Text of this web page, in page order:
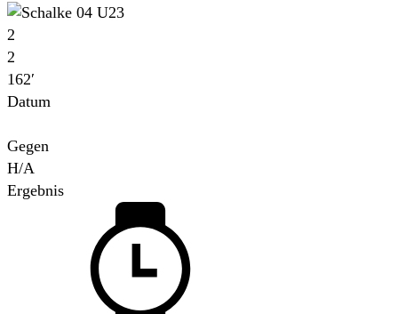
2
2
162′
Datum
Gegen
H/A
Ergebnis